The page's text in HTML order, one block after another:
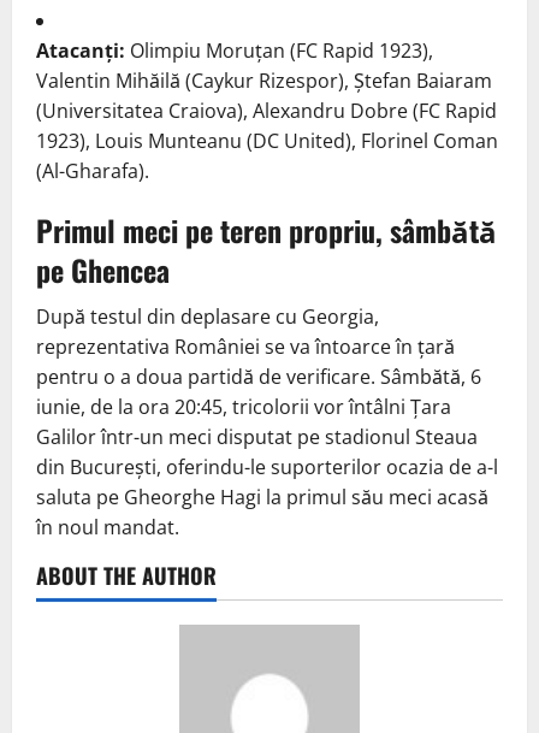
Atacanți: Olimpiu Moruțan (FC Rapid 1923),
Valentin Mihăilă (Caykur Rizespor), Ștefan Baiaram
(Universitatea Craiova), Alexandru Dobre (FC Rapid
1923), Louis Munteanu (DC United), Florinel Coman
(Al-Gharafa).
Primul meci pe teren propriu, sâmbătă
pe Ghencea
După testul din deplasare cu Georgia,
reprezentativa României se va întoarce în țară
pentru o a doua partidă de verificare. Sâmbătă, 6
iunie, de la ora 20:45, tricolorii vor întâlni Țara
Galilor într-un meci disputat pe stadionul Steaua
din București, oferindu-le suporterilor ocazia de a-l
saluta pe Gheorghe Hagi la primul său meci acasă
în noul mandat.
ABOUT THE AUTHOR